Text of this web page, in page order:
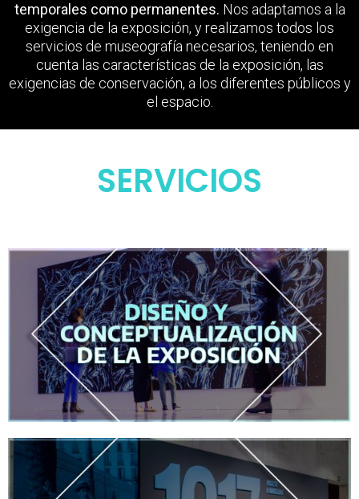
temporales como permanentes. Nos adaptamos a la
exigencia de la exposición, y realizamos todos los
servicios de museografía necesarios, teniendo en
cuenta las características de la exposición, las
exigencias de conservación, a los diferentes públicos y
el espacio.
SERVICIOS